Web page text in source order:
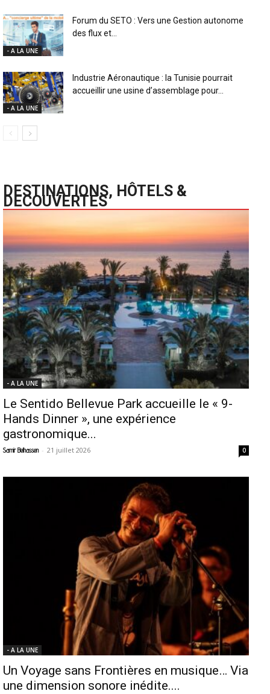
- A LA UNE
Forum du SETO : Vers une Gestion autonome
des flux et...
- A LA UNE
Industrie Aéronautique : la Tunisie pourrait
accueillir une usine d’assemblage pour...
DESTINATIONS, HÔTELS &
DECOUVERTES
- A LA UNE
Le Sentido Bellevue Park accueille le « 9-
Hands Dinner », une expérience
gastronomique...
Samir Belhassen - 21 juillet 2026 0
- A LA UNE
Un Voyage sans Frontières en musique… Via
une dimension sonore inédite....